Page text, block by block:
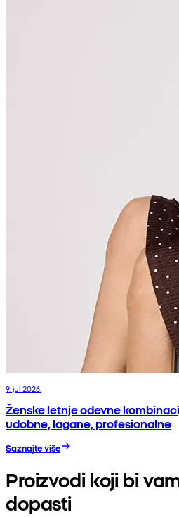
9. jul 2026.
Ženske letnje odevne
udobne, lagane, profesionalne
Saznajte više
Proizvodi koji bi
dopasti